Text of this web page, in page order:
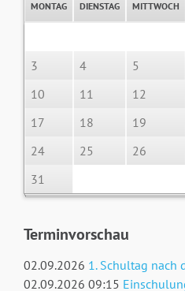
MONTAG DIENSTAG MITTWOCH
3
4 5
10
11 12
17
18 19
24
25 26
31
Terminvorschau
02.09.2026 1. Schultag nach
02.09.2026 09:15